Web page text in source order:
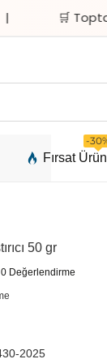
🛒 Toptan
Fırsat
-
50 gr
0 Değerlendirme
2025